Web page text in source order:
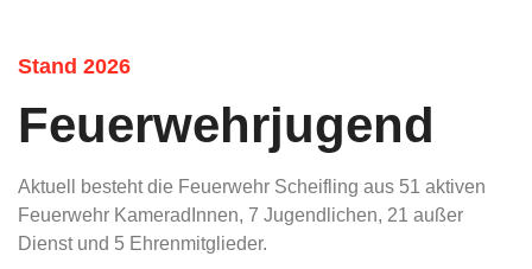
Stand 2026
Feuerwehrjugend
Aktuell besteht die Feuerwehr Scheifling aus 51 aktiven
Feuerwehr KameradInnen, 7 Jugendlichen, 21 außer
Dienst und 5 Ehrenmitglieder.